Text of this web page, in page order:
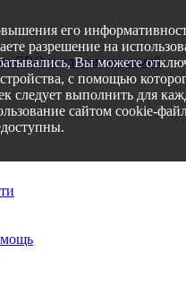
СВО и членам их семей
его
разрешение на
Вы можете
с помощью
следует выполнить для
сайтом cookie-